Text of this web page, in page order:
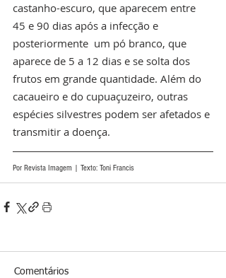
castanho-escuro, que aparecem entre
45 e 90 dias após a infecção e
posteriormente  um pó branco, que
aparece de 5 a 12 dias e se solta dos
frutos em grande quantidade. Além do
cacaueiro e do cupuaçuzeiro, outras
espécies silvestres podem ser afetados e
transmitir a doença.
Por Revista Imagem | Texto: Toni Francis
Comentários